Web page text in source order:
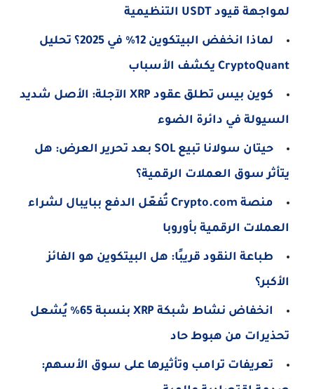
لمواجهة قيود USDT التنظيمية
لماذا انخفض البيتكوين 12% في 2025؟ تحليل
CryptoQuant يكشف الأسباب
كوين بيس تطلق عقود XRP الآجلة: الأصل شديد
السيولة في دائرة الضوء
حيتان سولانا تبيع SOL بعد تحرير العرض: هل
يتأثر سوق العملات الرقمية؟
منصة Crypto.com تُفعّل الدفع ببايبال لشراء
العملات الرقمية بأوروبا
طباعة النقود قريبًا: هل البيتكوين هو الفائز
الأكبر؟
انخفاض نشاط شبكة XRP بنسبة 65% يُشعل
تحذيرات من هبوط حاد
تعريفات ترامب وتأثيرها على سوق الأسهم: